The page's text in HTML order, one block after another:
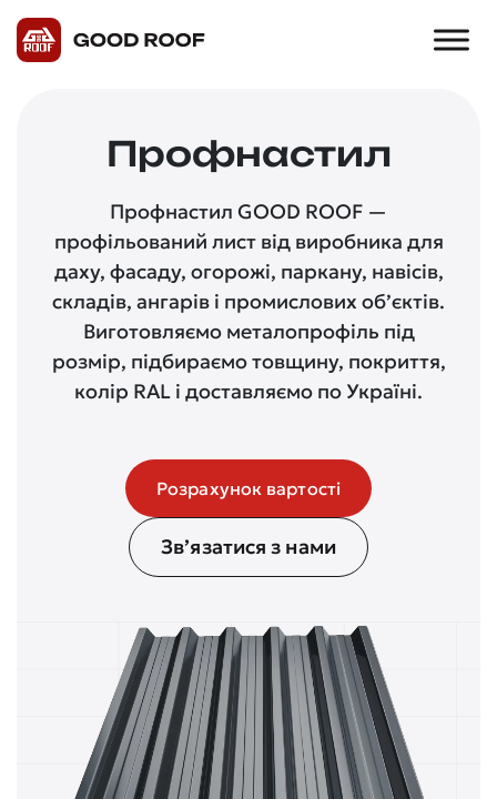
Профнастил
Профнастил GOOD ROOF —
профільований лист від виробника для
даху, фасаду, огорожі, паркану, навісів,
складів, ангарів і промислових об’єктів.
Виготовляємо металопрофіль під
розмір, підбираємо товщину, покриття,
колір RAL і доставляємо по Україні.
Розрахунок вартості
Зв’язатися з нами